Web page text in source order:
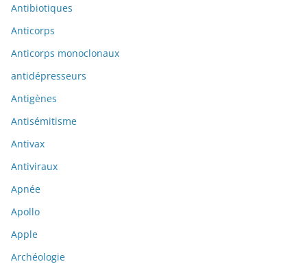
Antibiotiques
Anticorps
Anticorps monoclonaux
antidépresseurs
Antigènes
Antisémitisme
Antivax
Antiviraux
Apnée
Apollo
Apple
Archéologie